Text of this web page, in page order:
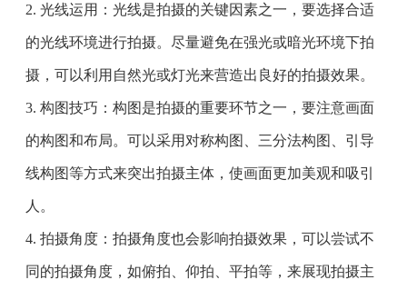
2. 光线运用：光线是拍摄的关键因素之一，要选择合适
的光线环境进行拍摄。尽量避免在强光或暗光环境下拍
摄，可以利用自然光或灯光来营造出良好的拍摄效果。
3. 构图技巧：构图是拍摄的重要环节之一，要注意画面
的构图和布局。可以采用对称构图、三分法构图、引导
线构图等方式来突出拍摄主体，使画面更加美观和吸引
人。
4. 拍摄角度：拍摄角度也会影响拍摄效果，可以尝试不
同的拍摄角度，如俯拍、仰拍、平拍等，来展现拍摄主